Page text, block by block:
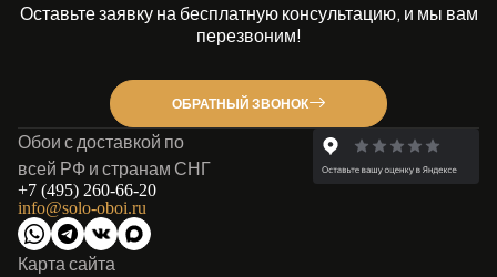
Оставьте заявку на бесплатную консультацию, и мы вам
перезвоним!
ОБРАТНЫЙ ЗВОНОК
Обои с доставкой по
всей РФ и странам СНГ
+7 (495) 260-66-20
info@solo-oboi.ru
Карта сайта